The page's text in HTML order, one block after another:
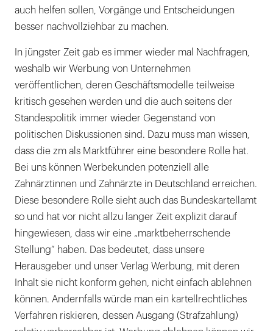
auch helfen sollen, Vorgänge und Entscheidungen
besser nachvollziehbar zu machen.
In jüngster Zeit gab es immer wieder mal Nachfragen,
weshalb wir Werbung von Unternehmen
veröffentlichen, deren Geschäftsmodelle teilweise
kritisch gesehen werden und die auch seitens der
Standespolitik immer wieder Gegenstand von
politischen Diskussionen sind. Dazu muss man wissen,
dass die zm als Marktführer eine besondere Rolle hat.
Bei uns können Werbekunden potenziell alle
Zahnärztinnen und Zahnärzte in Deutschland erreichen.
Diese besondere Rolle sieht auch das Bundeskartellamt
so und hat vor nicht allzu langer Zeit explizit darauf
hingewiesen, dass wir eine „marktbeherrschende
Stellung“ haben. Das bedeutet, dass unsere
Herausgeber und unser Verlag Werbung, mit deren
Inhalt sie nicht konform gehen, nicht einfach ablehnen
können. Andernfalls würde man ein kartellrechtliches
Verfahren riskieren, dessen Ausgang (Strafzahlung)